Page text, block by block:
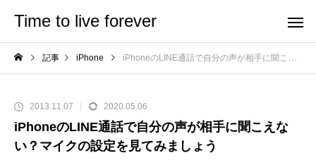
Time to live forever
記事 iPhone iPhoneのLINE通話で自分の声が相手に聞こえない？マイクの設定を見てみましょう
2013.11.07 2020.05.06
iPhoneのLINE通話で自分の声が相手に聞こえな
い？マイクの設定を見てみましょう